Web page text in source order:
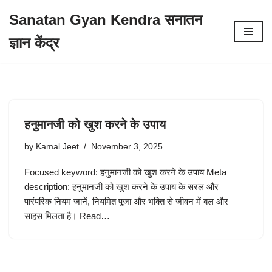
to
Sanatan Gyan Kendra सनातन
ज्ञान केंद्र
हनुमानजी को खुश करने के उपाय
by Kamal Jeet November 3, 2025
Focused keyword: हनुमानजी को खुश करने के उपाय Meta
description: हनुमानजी को खुश करने के उपाय के सरल और
पारंपरिक नियम जानें, नियमित पूजा और भक्ति से जीवन में बल और
साहस मिलता है। Read…